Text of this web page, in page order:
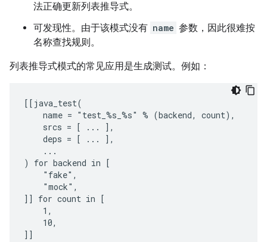
法正确更新列表推导式。
可发现性。由于该模式没有 name 参数，因此很难按
名称查找规则。
列表推导式模式的常见应用是生成测试。例如：
[[java_test(
    name = "test_%s_%s" % (backend, count),
    srcs = [ ... ],
    deps = [ ... ],
    ...
) for backend in [
    "fake",
    "mock",
]] for count in [
    1,
    10,